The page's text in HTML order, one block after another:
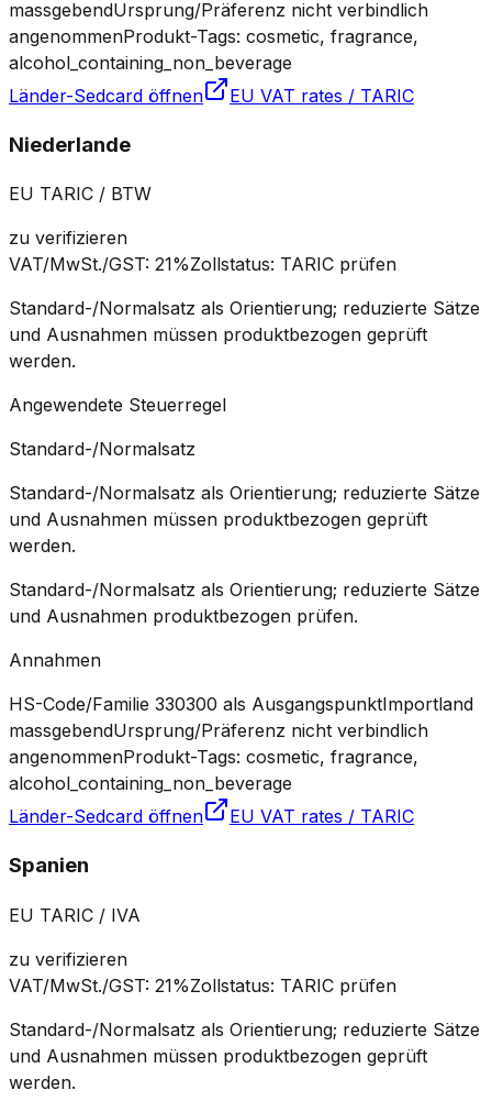
massgebendUrsprung/Präferenz nicht verbindlich
angenommenProdukt-Tags: cosmetic, fragrance,
alcohol_containing_non_beverage
Länder-Sedcard öffnen
EU VAT rates / TARIC
Niederlande
EU TARIC / BTW
zu verifizieren
VAT/MwSt./GST: 21%Zollstatus: TARIC prüfen
Standard-/Normalsatz als Orientierung; reduzierte Sätze
und Ausnahmen müssen produktbezogen geprüft
werden.
Angewendete Steuerregel
Standard-/Normalsatz
Standard-/Normalsatz als Orientierung; reduzierte Sätze
und Ausnahmen müssen produktbezogen geprüft
werden.
Standard-/Normalsatz als Orientierung; reduzierte Sätze
und Ausnahmen produktbezogen prüfen.
Annahmen
HS-Code/Familie 330300 als AusgangspunktImportland
massgebendUrsprung/Präferenz nicht verbindlich
angenommenProdukt-Tags: cosmetic, fragrance,
alcohol_containing_non_beverage
Länder-Sedcard öffnen
EU VAT rates / TARIC
Spanien
EU TARIC / IVA
zu verifizieren
VAT/MwSt./GST: 21%Zollstatus: TARIC prüfen
Standard-/Normalsatz als Orientierung; reduzierte Sätze
und Ausnahmen müssen produktbezogen geprüft
werden.